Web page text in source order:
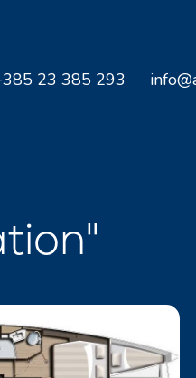
23 385 293